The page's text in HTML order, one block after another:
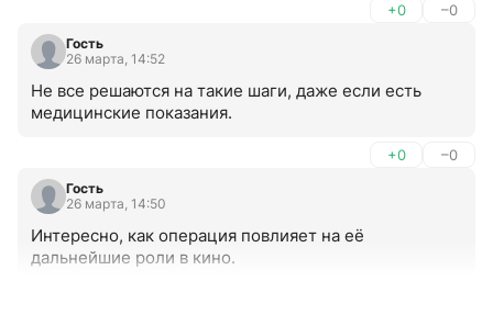
+0 –0
Гость
26 марта, 14:52
Не все решаются на такие шаги, даже если есть
медицинские показания.
+0 –0
Гость
26 марта, 14:50
Интересно, как операция повлияет на её
дальнейшие роли в кино.